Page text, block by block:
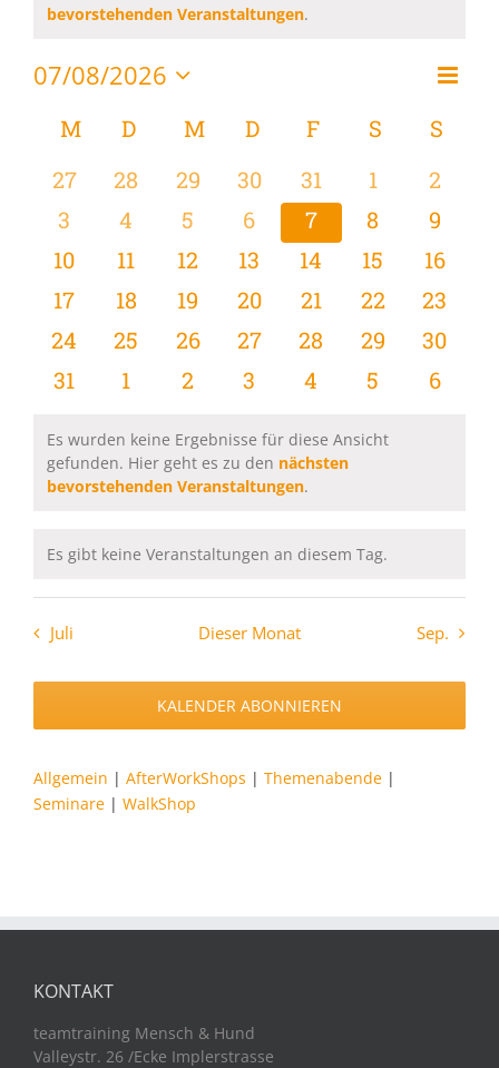
bevorstehenden Veranstaltungen.
Monat
07/08/2026
wählen.
Kalender
von
Veranstaltungen
MMONTAG
D DIENSTAG
MMITTWOCH
D DONNERSTAG
F FREITAG
S SAMSTAG
S
0
Veranstaltungen
27
0
Veranstaltungen
28
0
Veranstaltungen
29
0
Veranstaltungen
30
0
Veranstaltungen
31
0
1
0
2
0
Veranstaltungen
3
0
Veranstaltungen
4
0
Veranstaltungen
5
0
Veranstaltungen
6
0
Veranstaltungen
7
0
8
0
9
0
Veranstaltungen
10
0
Veranstaltungen
11
0
Veranstaltungen
12
0
Veranstaltungen
13
0
Veranstaltungen
14
0
15
0
16
0
Veranstaltungen
17
0
Veranstaltungen
18
0
Veranstaltungen
19
0
Veranstaltungen
20
0
Veranstaltungen
21
0
22
0
23
0
Veranstaltungen
24
0
Veranstaltungen
25
0
Veranstaltungen
26
0
Veranstaltungen
27
0
Veranstaltungen
28
0
29
0
30
0
31
0
1
0
2
0
3
0
4
0
5
0
6
Hinweis
Es wurden keine Ergebnisse für diese Ansicht
gefunden. Hier geht es zu den nächsten
bevorstehenden Veranstaltungen.
Hinweis
Es gibt keine Veranstaltungen an diesem Tag.
Juli Dieser Monat Sep.
KALENDER ABONNIEREN
Allgemein | AfterWorkShops | Themenabende |
Seminare | WalkShop
KONTAKT
teamtraining Mensch & Hund
Valleystr. 26 /Ecke Implerstrasse